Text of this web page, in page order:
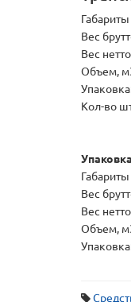
Вес
Вес
Объем,
Кол-во
Вес
Вес
Объем,